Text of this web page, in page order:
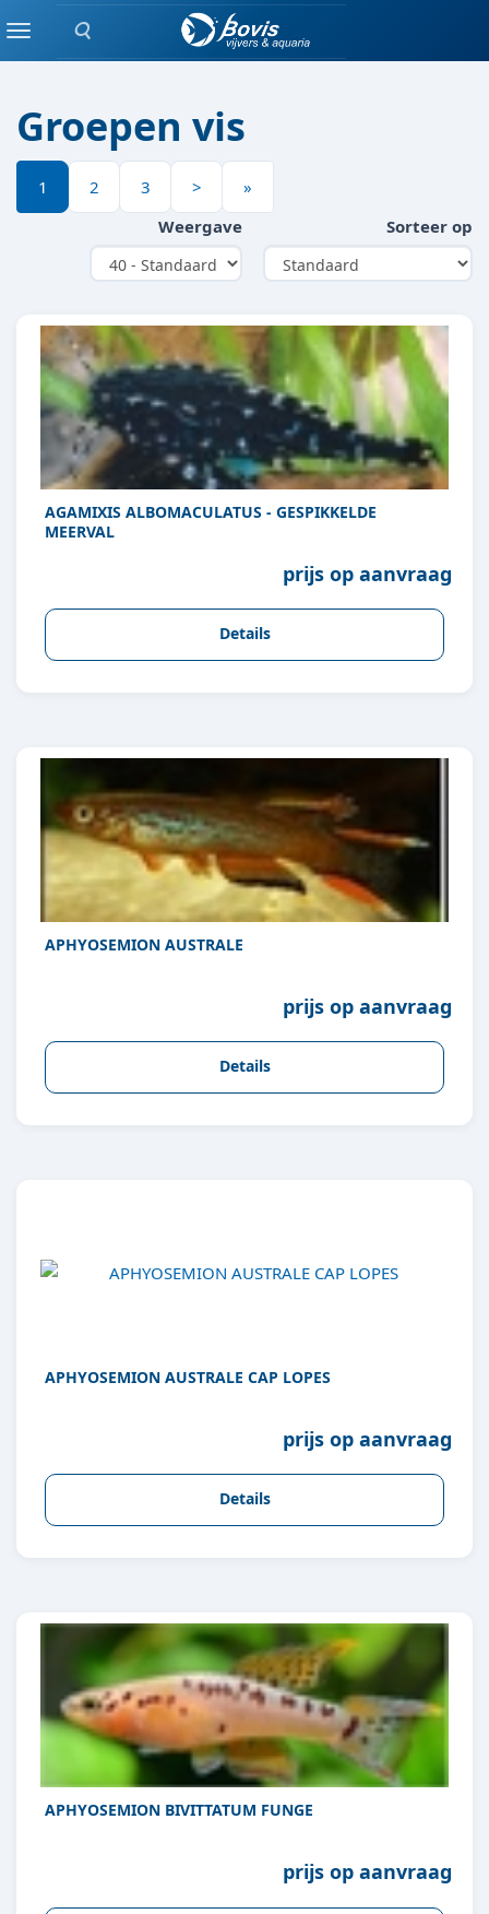
Zoeken
MenuTROPISCHE VIS
Groepen vis
1 2 3 >
»
Weergave
Sorteer op
AGAMIXIS ALBOMACULATUS - GESPIKKELDE
MEERVAL
prijs op aanvraag
Details
APHYOSEMION AUSTRALE
prijs op aanvraag
Details
APHYOSEMION AUSTRALE CAP LOPES
prijs op aanvraag
Details
APHYOSEMION BIVITTATUM FUNGE
prijs op aanvraag